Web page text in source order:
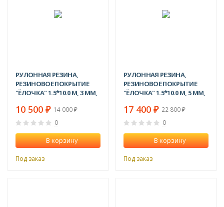
РУЛОННАЯ РЕЗИНА,
РЕЗИНОВОЕ ПОКРЫТИЕ
"ЁЛОЧКА" 1.5*10.0 М, 3 ММ,
10 500 ₽ 14 000₽
0
В корзину
Под заказ
РУЛОННАЯ РЕЗИНА,
РЕЗИНОВОЕ ПОКРЫТИЕ
"ЁЛОЧКА" 1.5*10.0 М, 5 ММ,
17 400 ₽ 22 800₽
0
В корзину
Под заказ